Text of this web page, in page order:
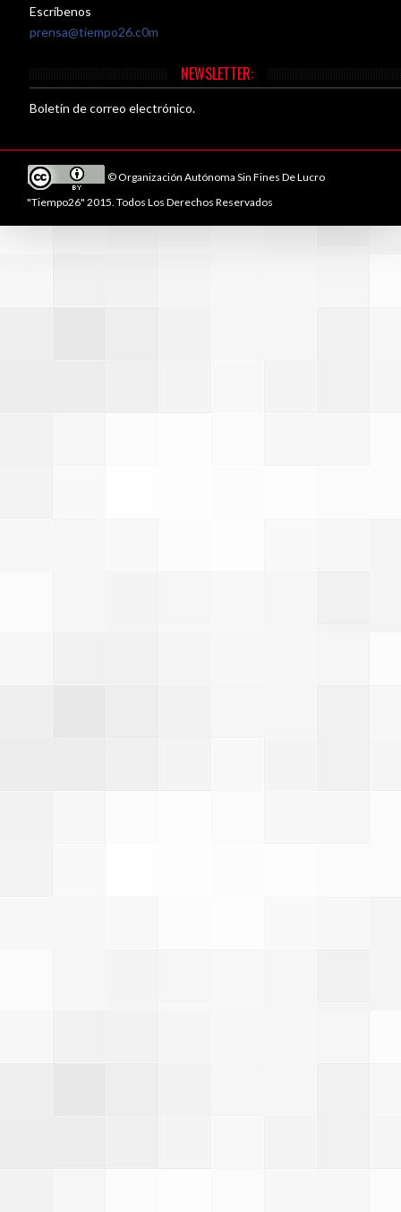
Escríbenos
prensa@tiempo26.c0m
NEWSLETTER:
Boletín de correo electrónico.
© Organización Autónoma Sin Fines De Lucro
"Tiempo26" 2015. Todos Los Derechos Reservados